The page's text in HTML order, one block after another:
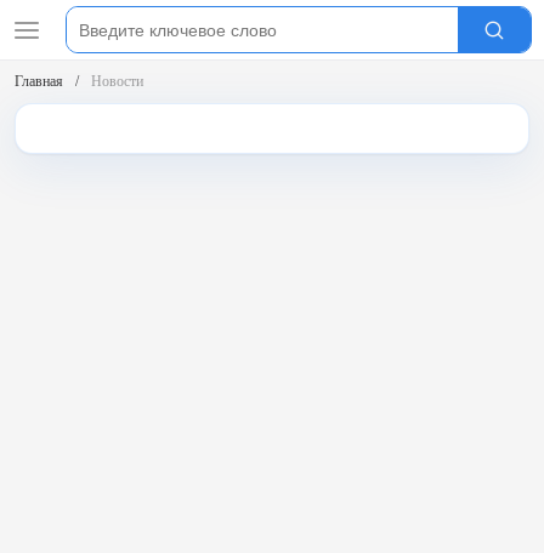
Главная Новости